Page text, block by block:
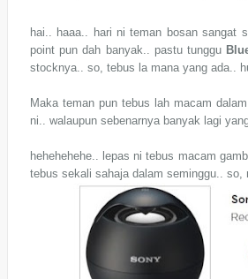
hai.. haaa.. hari ni teman bosan sangat
point pun dah banyak.. pastu tunggu
stocknya.. so, tebus la mana yang ada..
Maka teman pun tebus lah macam
ni.. walaupun sebenarnya banyak lagi
hehehehehe.. lepas ni tebus macam
tebus sekali sahaja dalam seminggu.. so,